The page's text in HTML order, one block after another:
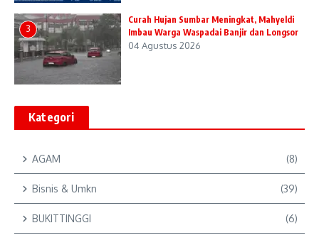
3
Curah Hujan Sumbar Meningkat, Mahyeldi
Imbau Warga Waspadai Banjir dan Longsor
04 Agustus 2026
Kategori
AGAM (8)
Bisnis & Umkn (39)
BUKITTINGGI (6)